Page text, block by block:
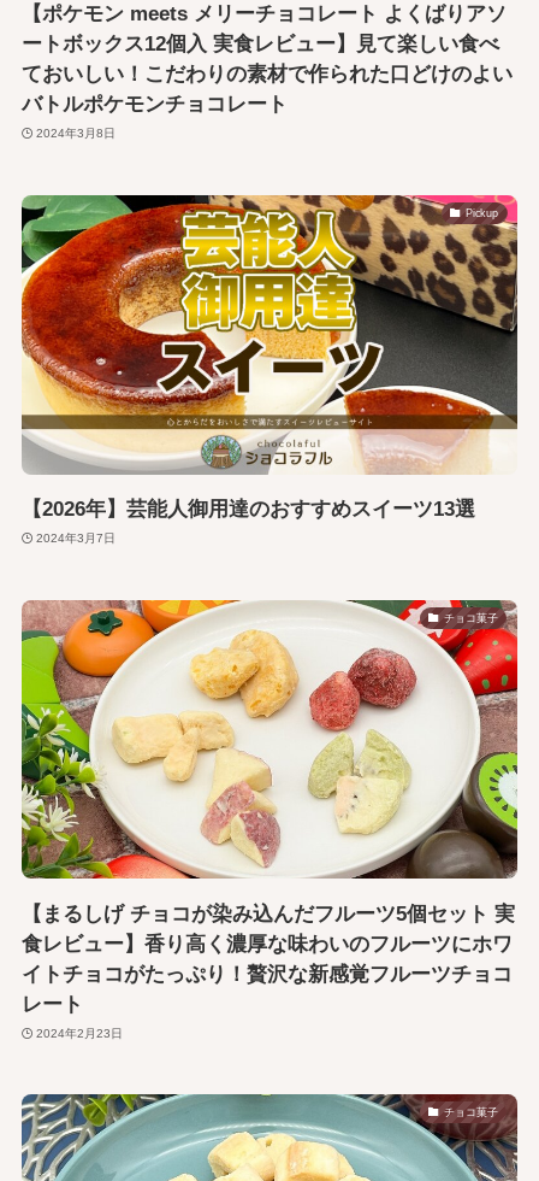
【ポケモン meets メリーチョコレート よくばりアソ
ートボックス12個入 実食レビュー】見て楽しい食べ
ておいしい！こだわりの素材で作られた口どけのよい
バトルポケモンチョコレート
2024年3月8日
Pickup
【2026年】芸能人御用達のおすすめスイーツ13選
2024年3月7日
チョコ菓子
【まるしげ チョコが染み込んだフルーツ5個セット 実
食レビュー】香り高く濃厚な味わいのフルーツにホワ
イトチョコがたっぷり！贅沢な新感覚フルーツチョコ
レート
2024年2月23日
チョコ菓子